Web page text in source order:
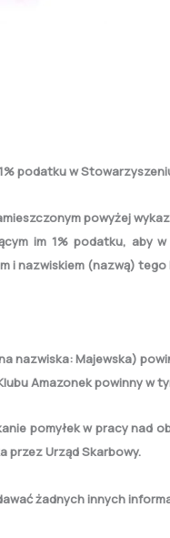
podatku w
powyżej
im 1% podatku, aby
i nazwiskiem (nazwą)
Majewska)
Amazonek powinny w
pomyłek w pracy nad
przez Urząd Skarbowy.
żadnych innych